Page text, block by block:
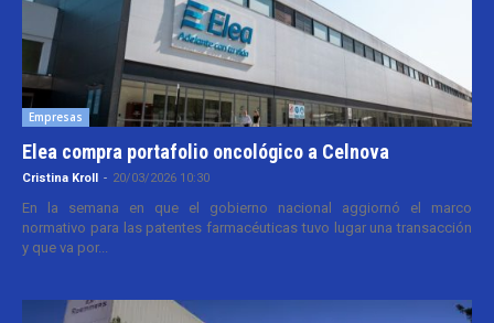
Empresas
Elea compra portafolio oncológico a Celnova
Cristina Kroll - 20/03/2026 10:30
En la semana en que el gobierno nacional aggiornó el marco
normativo para las patentes farmacéuticas tuvo lugar una transacción
y que va por...